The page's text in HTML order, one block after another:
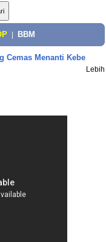
BBM
Cemas Menanti Kebe
Lebih